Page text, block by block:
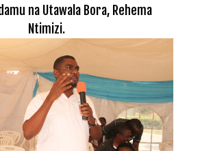
na Utawala Bora, Rehema
Ntimizi.